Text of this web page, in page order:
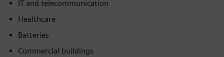
IT and telecommunication
Healthcare
Batteries
Commercial buildings